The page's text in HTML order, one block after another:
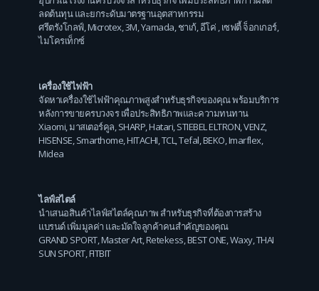
ลดต้นทุน และยกระดับมาตรฐานอุตสาหกรรม
ศรีตรังโกลฟ์,Microtex,3M,Yamada,ชาเก้,อีโค่ ,เซฟตี้ จ็อกเกอร์,
ไมโครเท็กซ์
เครื่องใช้ไฟฟ้า
จัดหาเครื่องใช้ไฟฟ้าคุณภาพสูงสำหรับธุรกิจของคุณ พร้อมบริการ
หลังการขายครบวงจร เพื่อประสิทธิภาพและความทนทาน
Xiaomi,มาสเตอร์คูล,SHARP,Hatari,STIEBEL ELTRON,VENZ,
HISENSE,Smarthome,HITACHI,TCL,Tefal,BEKO,Imarflex,
Midea
ไลฟ์สไตล์
นำเสนอสินค้าไลฟ์สไตล์คุณภาพ สำหรับธุรกิจที่ต้องการสร้าง
แบรนด์ เพิ่มมูลค่า และมัดใจลูกค้าคนสำคัญของคุณ
GRAND SPORT, Master Art, Retekess BEST ONE Waxy, THAI
SUN SPORT, FITBIT